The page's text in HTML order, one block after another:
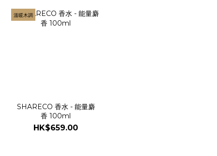
溫暖木調
SHARECO 香水 - 能量麝
香 100ml
HK$659.00